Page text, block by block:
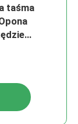
taśma